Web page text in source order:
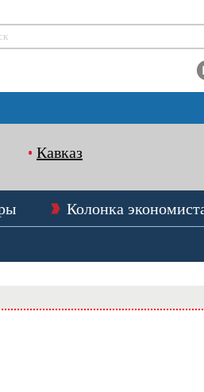
Кавказ
Колонка